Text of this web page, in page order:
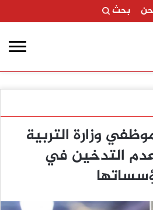
بحث
وزارة التربية
التدخين في